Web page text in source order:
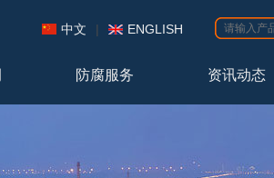
中文 | ENGLISH
防腐服务 资讯动态